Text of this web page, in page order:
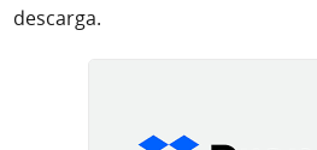
descarga.